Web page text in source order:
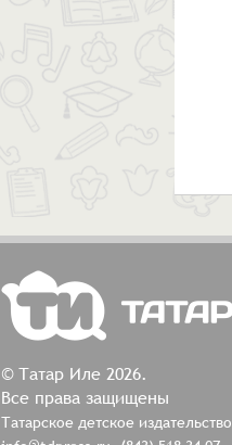
© Татар Иле 2026.
Все права защищены
Татарское детское издательство